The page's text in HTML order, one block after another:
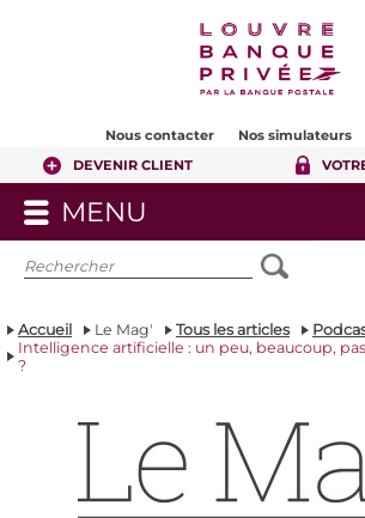
Nous contacter Nos simulateurs
DEVENIR CLIENT
MENU
LE
MENU
Accueil Le Mag' Tous les articles
Intelligence artificielle : un peu, beaucoup,
?